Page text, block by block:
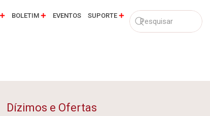
BOLETIM EVENTOS SUPORTE
Dízimos e Ofertas